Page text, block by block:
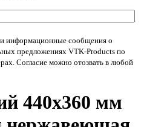
и информационные сообщения о
предложениях VTK-Products по
Согласие можно отозвать в любой
440х360 мм